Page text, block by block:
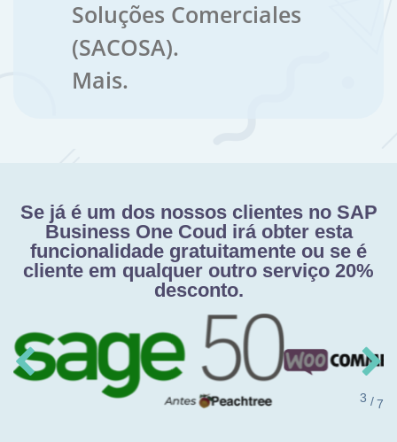
Soluções Comerciales
(SACOSA).
Mais.
Se já é um dos nossos clientes no SAP
Business One Coud irá obter esta
funcionalidade gratuitamente ou se é
cliente em qualquer outro serviço 20%
desconto.
/